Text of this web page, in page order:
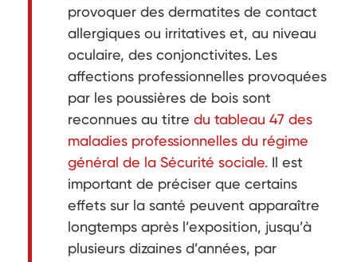
provoquer des dermatites de contact
allergiques ou irritatives et, au niveau
oculaire, des conjonctivites. Les
affections professionnelles provoquées
par les poussières de bois sont
reconnues au titre du tableau 47 des
maladies professionnelles du régime
général de la Sécurité sociale. Il est
important de préciser que certains
effets sur la santé peuvent apparaître
longtemps après l’exposition, jusqu’à
plusieurs dizaines d’années, par